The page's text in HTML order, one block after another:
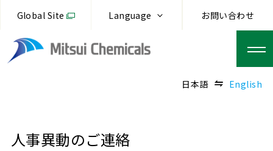
Global Site Language お問い合わせ
日本語 English
人事異動のご連絡